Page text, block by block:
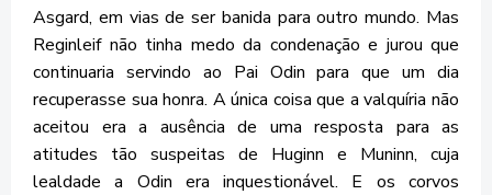
Asgard, em vias de ser banida para outro mundo. Mas
Reginleif não tinha medo da condenação e jurou que
continuaria servindo ao Pai Odin para que um dia
recuperasse sua honra. A única coisa que a valquíria não
aceitou era a ausência de uma resposta para as
atitudes tão suspeitas de Huginn e Muninn, cuja
lealdade a Odin era inquestionável. E os corvos